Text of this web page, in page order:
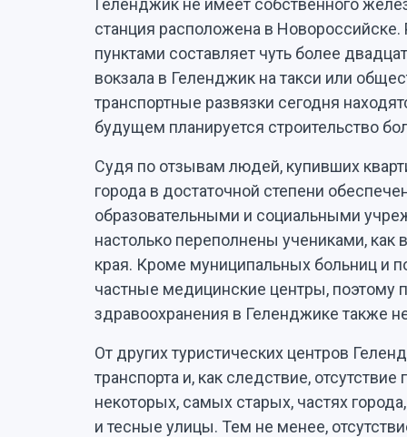
Геленджик не имеет собственного
станция расположена в
пунктами составляет чуть более
вокзала в Геленджик на такси или
транспортные развязки сегодня
будущем планируется строительство
Судя по отзывам людей, купивших
города в достаточной степени
образовательными и социальными
настолько переполнены учениками, как
края. Кроме муниципальных больниц и
частные медицинские центры,
здравоохранения в Геленджике также
От других туристических центров
транспорта и, как следствие,
некоторых, самых старых, частях
и тесные улицы. Тем не менее,